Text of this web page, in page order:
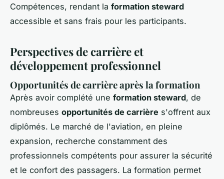
Compétences, rendant la formation steward
accessible et sans frais pour les participants.
Perspectives de carrière et
développement professionnel
Opportunités de carrière après la formation
Après avoir complété une formation steward, de
nombreuses opportunités de carrière s'offrent aux
diplômés. Le marché de l'aviation, en pleine
expansion, recherche constamment des
professionnels compétents pour assurer la sécurité
et le confort des passagers. La formation permet